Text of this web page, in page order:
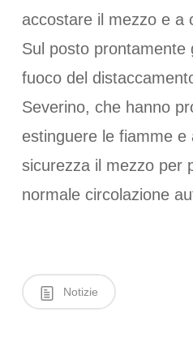
accostare il mezzo e a
Sul posto prontamente
fuoco del
Severino, che hanno
estinguere le fiamme e
sicurezza il mezzo per
normale circolazione
Notizie